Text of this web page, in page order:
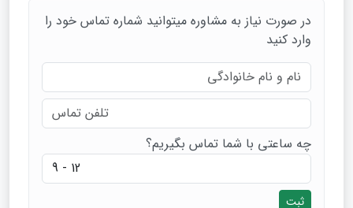
در صورت نیاز به مشاوره میتوانید شماره تماس خود را
وارد کنید
چه ساعتی با شما تماس بگیریم؟
ثبت